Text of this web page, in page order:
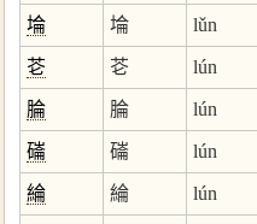
埨 埨 lǔn
芲 芲 lún
腀 腀 lún
磮 磮 lún
綸 綸 lún